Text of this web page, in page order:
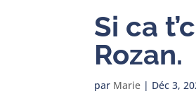
Si ca
Rozan.
par Marie | Déc 3,